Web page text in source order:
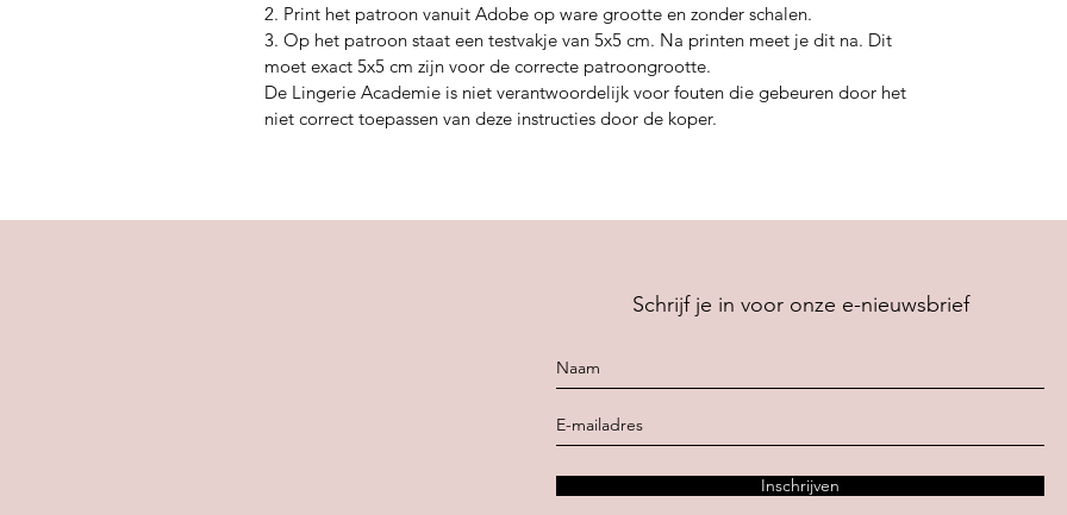
2. Print het patroon vanuit Adobe op ware grootte en zonder schalen.
3. Op het patroon staat een testvakje van 5x5 cm. Na printen meet je dit na. Dit
moet exact 5x5 cm zijn voor de correcte patroongrootte.
De Lingerie Academie is niet verantwoordelijk voor fouten die gebeuren door het
niet correct toepassen van deze instructies door de koper.
Schrijf je in voor onze e-nieuwsbrief
Inschrijven